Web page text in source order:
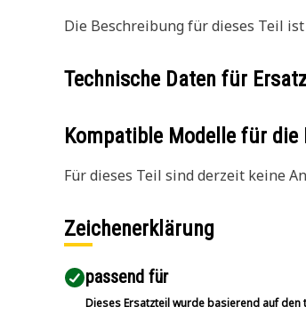
Die Beschreibung für dieses Teil
Technische Daten für
Kompatible Modelle für
Für dieses Teil sind derzeit keine
Zeichenerklärung
passend für​
Dieses Ersatzteil wurde basierend auf